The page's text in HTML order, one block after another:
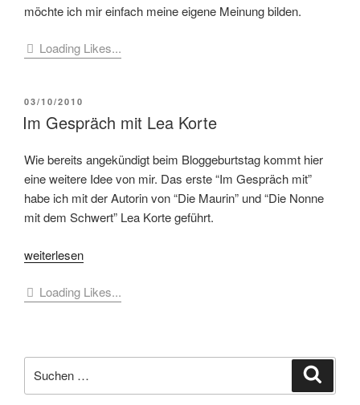
möchte ich mir einfach meine eigene Meinung bilden.
Loading Likes...
VERÖFFENTLICHT
AM
03/10/2010
Im Gespräch mit Lea Korte
Wie bereits angekündigt beim Bloggeburtstag kommt hier
eine weitere Idee von mir. Das erste “Im Gespräch mit”
habe ich mit der Autorin von “Die Maurin” und “Die Nonne
mit dem Schwert” Lea Korte geführt.
„Im
mit
weiterlesen
Loading Likes...
nach: